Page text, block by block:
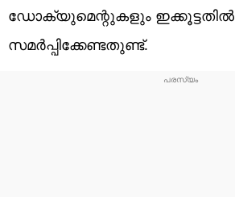
ഡോക്യുമെന്റുകളും ഇക്കൂട്ടതിൽ
സമർപ്പിക്കേണ്ടതുണ്ട്.